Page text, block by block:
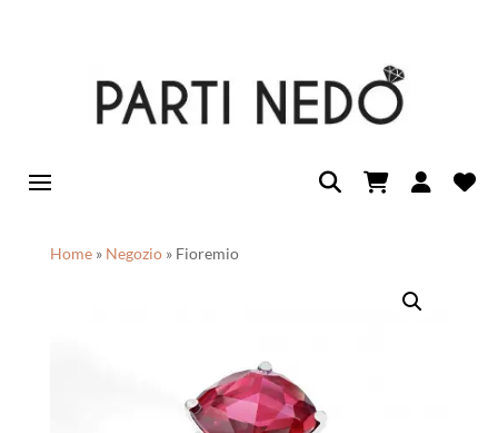
Home» Negozio» Fioremio